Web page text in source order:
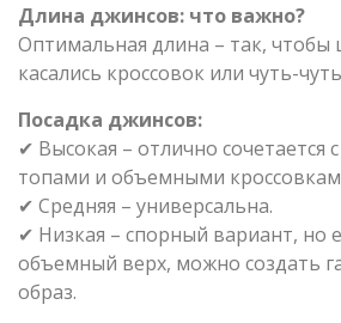
Длина джинсов: что важно?
Оптимальная длина – так, чтобы
касались кроссовок или чуть-
Посадка джинсов:
✔ Высокая – отлично сочетается
топами и объемными
✔ Средняя – универсальна.
✔ Низкая – спорный вариант, но
объемный верх, можно создать
образ.